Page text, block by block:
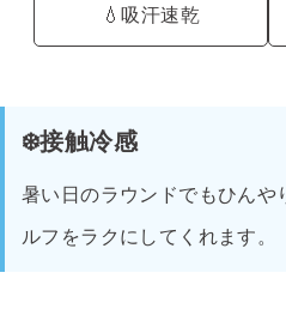
💧吸汗速乾
❄️接触冷感
暑い日のラウンドでもひんや
ルフをラクにしてくれます。